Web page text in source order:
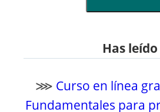
Has leído
⋙ Curso en línea
Fundamentales para